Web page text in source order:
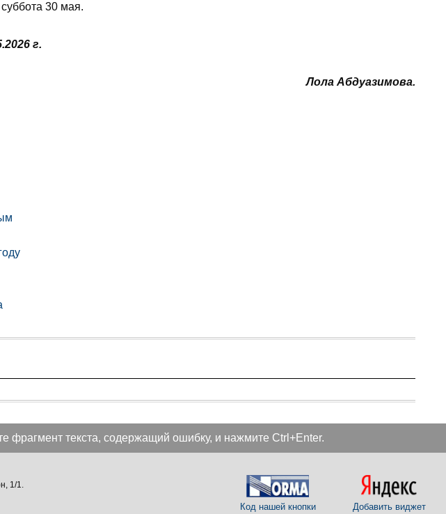
30 мая.
г.
Лола Абдуазимова.
фрагмент текста, содержащий ошибку, и нажмите Ctrl+Enter.
1/1.
Код нашей кнопки Добавить виджет